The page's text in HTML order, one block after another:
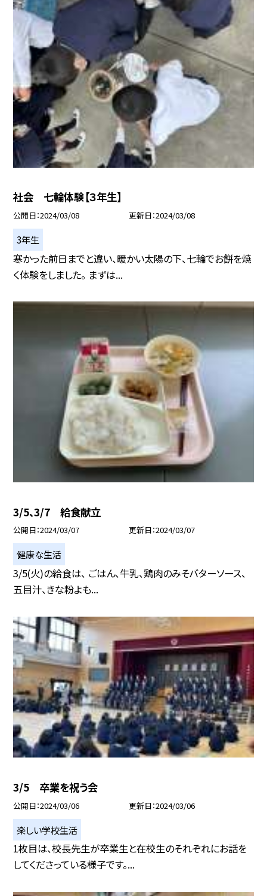
社会 七輪体験【３年生】
公開日 2024/03/08 更新日 2024/03/08
3年生
寒かった前日までと違い、暖かい太陽の下、七輪でお餅を焼
く体験をしました。 まずは...
3/5、3/7 給食献立
公開日 2024/03/07 更新日 2024/03/07
健康な生活
3/5(火)の給食は、 ごはん、牛乳、鶏肉のみそバターソース、
五目汁、きな粉よも...
3/5 卒業を祝う会
公開日 2024/03/06 更新日 2024/03/06
楽しい学校生活
1枚目は、校長先生が卒業生と在校生のそれぞれにお話を
してくださっている様子です。...